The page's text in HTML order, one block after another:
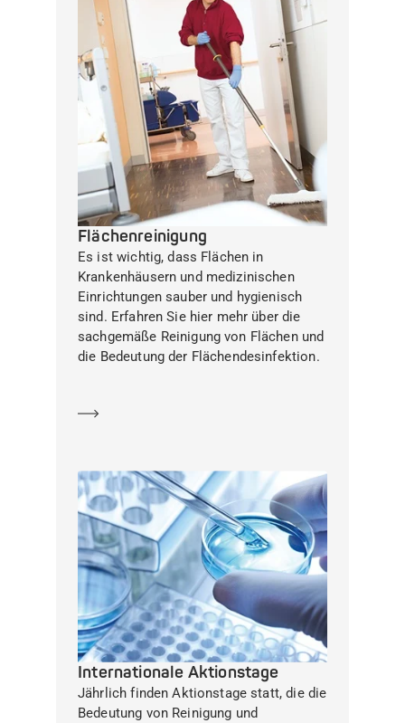
Flächenreinigung
Es ist wichtig, dass Flächen in
Krankenhäusern und medizinischen
Einrichtungen sauber und hygienisch
sind. Erfahren Sie hier mehr über die
sachgemäße Reinigung von Flächen und
die Bedeutung der Flächendesinfektion.
Internationale Aktionstage
Jährlich finden Aktionstage statt, die die
Bedeutung von Reinigung und